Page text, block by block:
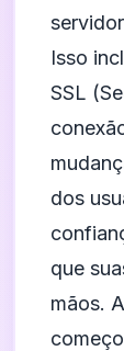
Isso
SSL
dos
que
mãos.